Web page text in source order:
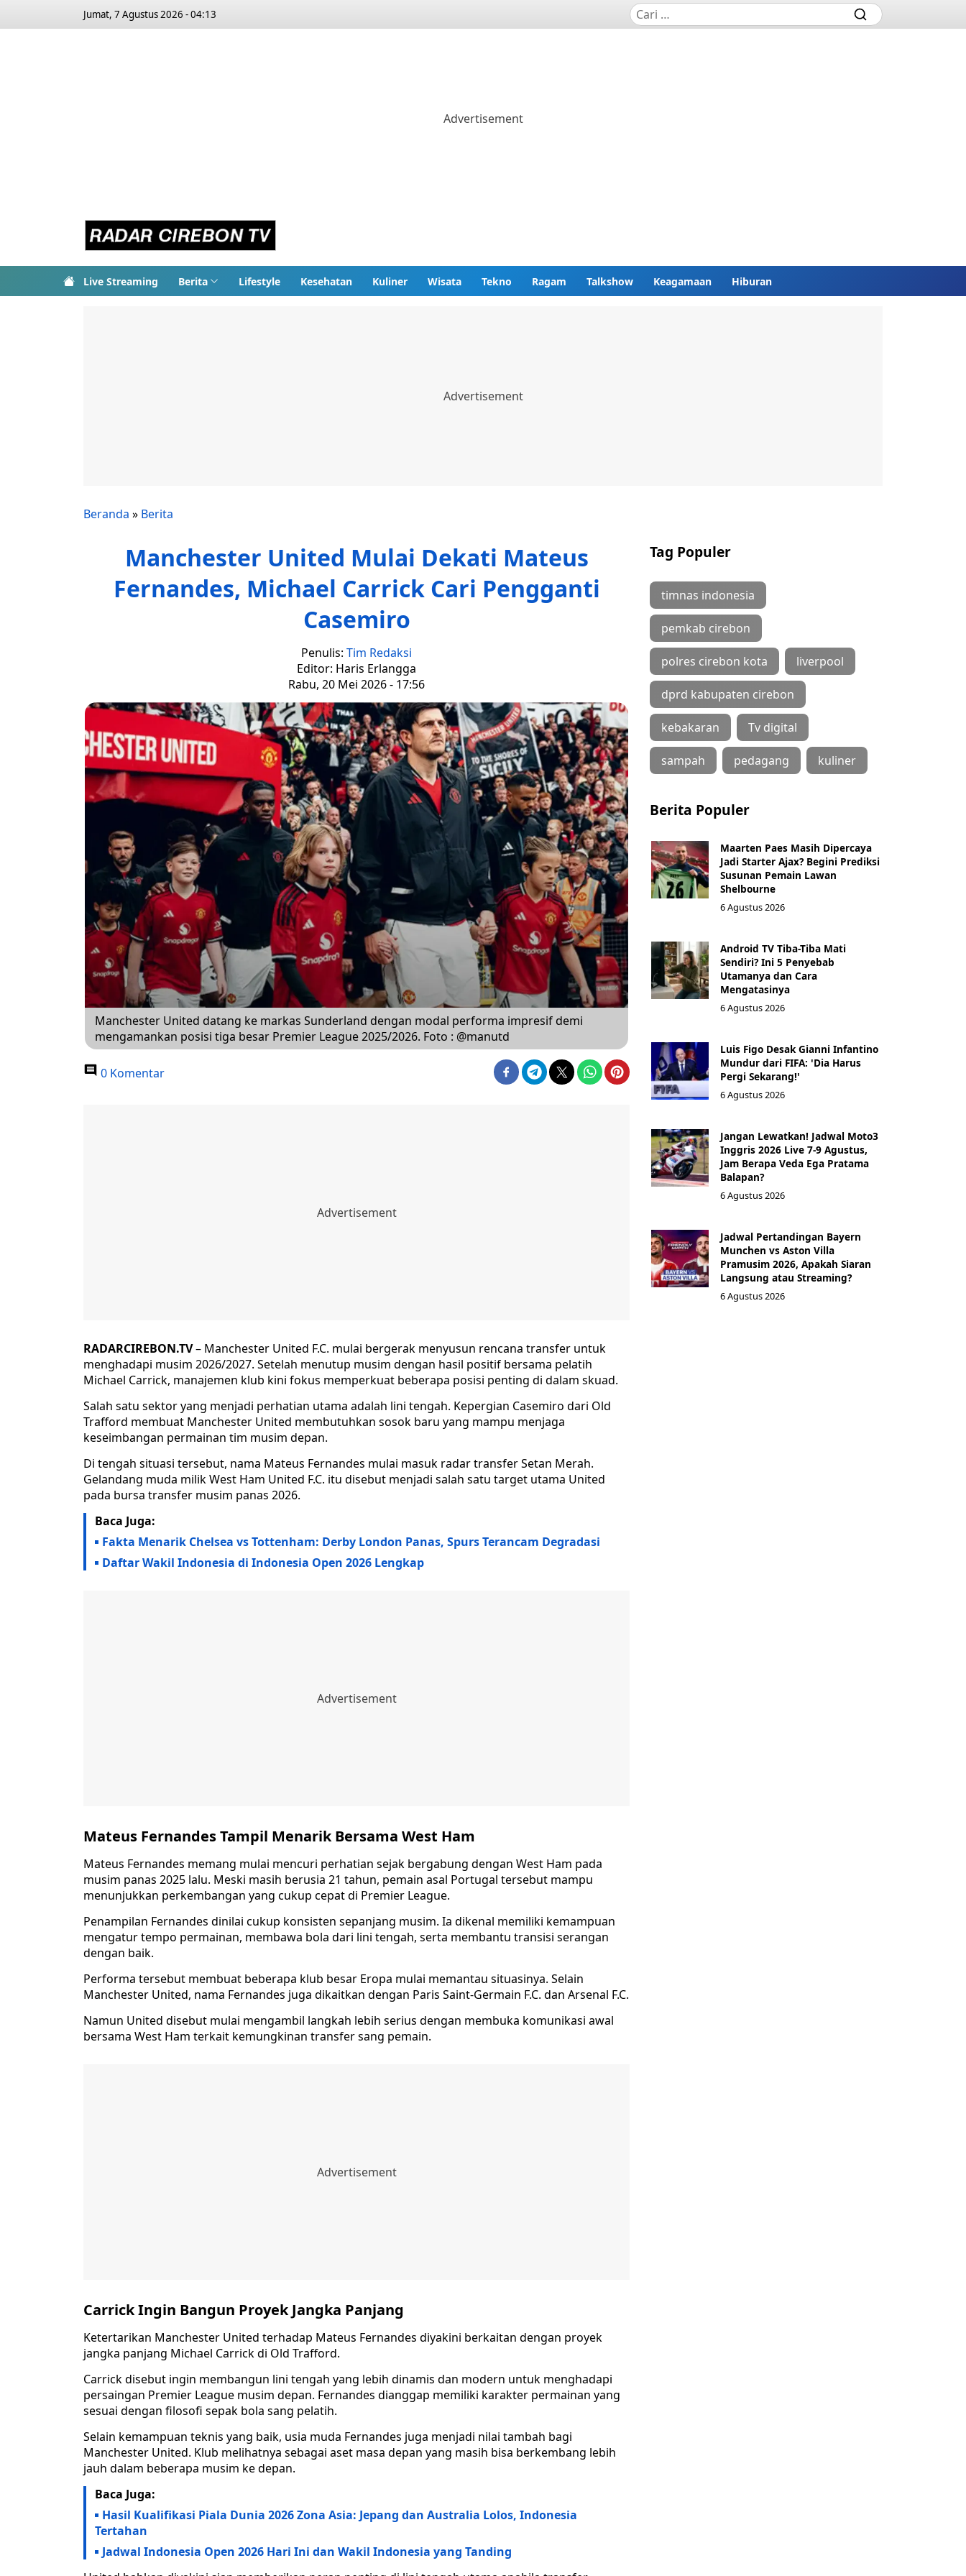
Jumat, 7 Agustus 2026 - 04:13
Live Streaming Berita Lifestyle Kesehatan Kuliner Wisata Tekno Ragam Talkshow Keagamaan Hiburan
Beranda » Berita
Manchester United Mulai Dekati Mateus
Fernandes, Michael Carrick Cari Pengganti
Casemiro
Penulis: Tim Redaksi
Editor: Haris Erlangga
Rabu, 20 Mei 2026 - 17:56
Manchester United datang ke markas Sunderland dengan modal performa impresif demi
mengamankan posisi tiga besar Premier League 2025/2026. Foto : @manutd
0 Komentar
RADARCIREBON.TV– Manchester United F.C. mulai bergerak menyusun rencana transfer untuk
menghadapi musim 2026/2027. Setelah menutup musim dengan hasil positif bersama pelatih
Michael Carrick, manajemen klub kini fokus memperkuat beberapa posisi penting di dalam skuad.
Salah satu sektor yang menjadi perhatian utama adalah lini tengah. Kepergian Casemiro dari Old
Trafford membuat Manchester United membutuhkan sosok baru yang mampu menjaga
keseimbangan permainan tim musim depan.
Di tengah situasi tersebut, nama Mateus Fernandes mulai masuk radar transfer Setan Merah.
Gelandang muda milik West Ham United F.C. itu disebut menjadi salah satu target utama United
pada bursa transfer musim panas 2026.
Baca Juga:
Fakta Menarik Chelsea vs Tottenham: Derby London Panas, Spurs Terancam Degradasi
Daftar Wakil Indonesia di Indonesia Open 2026 Lengkap
Mateus Fernandes Tampil Menarik Bersama West Ham
Mateus Fernandes memang mulai mencuri perhatian sejak bergabung dengan West Ham pada
musim panas 2025 lalu. Meski masih berusia 21 tahun, pemain asal Portugal tersebut mampu
menunjukkan perkembangan yang cukup cepat di Premier League.
Penampilan Fernandes dinilai cukup konsisten sepanjang musim. Ia dikenal memiliki kemampuan
mengatur tempo permainan, membawa bola dari lini tengah, serta membantu transisi serangan
dengan baik.
Performa tersebut membuat beberapa klub besar Eropa mulai memantau situasinya. Selain
Manchester United, nama Fernandes juga dikaitkan dengan Paris Saint-Germain F.C. dan Arsenal F.C.
Namun United disebut mulai mengambil langkah lebih serius dengan membuka komunikasi awal
bersama West Ham terkait kemungkinan transfer sang pemain.
Carrick Ingin Bangun Proyek Jangka Panjang
Ketertarikan Manchester United terhadap Mateus Fernandes diyakini berkaitan dengan proyek
jangka panjang Michael Carrick di Old Trafford.
Carrick disebut ingin membangun lini tengah yang lebih dinamis dan modern untuk menghadapi
persaingan Premier League musim depan. Fernandes dianggap memiliki karakter permainan yang
sesuai dengan filosofi sepak bola sang pelatih.
Selain kemampuan teknis yang baik, usia muda Fernandes juga menjadi nilai tambah bagi
Manchester United. Klub melihatnya sebagai aset masa depan yang masih bisa berkembang lebih
jauh dalam beberapa musim ke depan.
Baca Juga:
Hasil Kualifikasi Piala Dunia 2026 Zona Asia: Jepang dan Australia Lolos, Indonesia
Tertahan
Jadwal Indonesia Open 2026 Hari Ini dan Wakil Indonesia yang Tanding
Tag Populer
timnas indonesia
pemkab cirebon
polres cirebon kota liverpool
dprd kabupaten cirebon
kebakaran Tv digital
sampah pedagang kuliner
Berita Populer
Maarten Paes Masih Dipercaya
Jadi Starter Ajax? Begini Prediksi
Susunan Pemain Lawan
Shelbourne
6 Agustus 2026
Android TV Tiba-Tiba Mati
Sendiri? Ini 5 Penyebab
Utamanya dan Cara
Mengatasinya
6 Agustus 2026
Luis Figo Desak Gianni Infantino
Mundur dari FIFA: 'Dia Harus
Pergi Sekarang!'
6 Agustus 2026
Jangan Lewatkan! Jadwal Moto3
Inggris 2026 Live 7-9 Agustus,
Jam Berapa Veda Ega Pratama
Balapan?
6 Agustus 2026
Jadwal Pertandingan Bayern
Munchen vs Aston Villa
Pramusim 2026, Apakah Siaran
Langsung atau Streaming?
6 Agustus 2026